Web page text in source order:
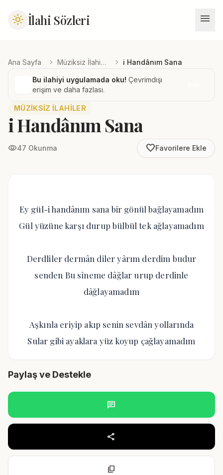
light_mode İlahi Sözleri menu
Ana Sayfa chevron_right Müziksiz İlahiler chevron_right i Handânım Sana
Bu ilahiyi uygulamada oku! Çevrimdışı
erişim ve daha fazlası.
MÜZIKSIZ İLAHILER
i Handânım Sana
visibility47 Okunma favorite_borderFavorilere Ekle
Ey gül-i handânım sana bir gönül bağlayamadım
Gül yüzüne karşı durup bülbül tek ağlayamadım
Derdliler dermân diler yârım derdim budur
senden Bu sîneme dâğlar urup derdinle
dâğlayamadım
Aşkınla eriyip akıp senin sevdân yollarında
Sular gibi ayaklara yüz koyup çağlayamadım
Paylaş ve Destekle
chat
share
content_copy